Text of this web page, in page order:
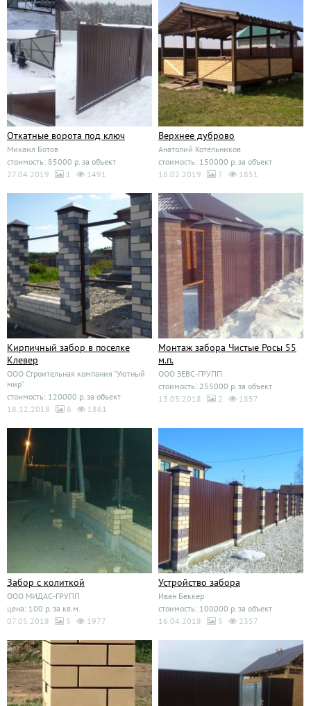
Откатные ворота под ключ
Михаил Ботов
стоимость: 85000 р. за объект
27.04.2019
1 1491
Верхнее дуброво
Анатолий Котельников
стоимость: 150000 р. за объект
18.02.2019
7 1851
Кирпичный забор в поселке
Клевер
ООО Строительная компания "Уютный
мир"
стоимость: 120000 р. за объект
18.12.2018
6 1861
Монтаж забора Чистые Росы 55
м.п.
ООО ЗЕВС-ГРУПП
стоимость: 255000 р. за объект
13.05.2018
2 1857
Забор с колиткой
ООО МИДАС-ГРУПП
цена: 100 р. за кв.м.
07.05.2018
5 1977
Устройство забора
Иван Беккер
стоимость: 100000 р. за объект
16.04.2018
5 2357